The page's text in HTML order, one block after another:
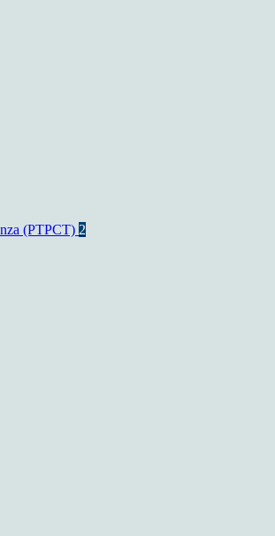
(PTPCT) 2